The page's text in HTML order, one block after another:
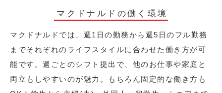
マクドナルドの働く環境
マクドナルドでは、週1日の勤務から週5日のフル勤務
までそれぞれのライフスタイルに合わせた働き方が可
能です。週ごとのシフト提出で、他のお仕事や家庭と
両立もしやすいのが魅力。もちろん固定的な働き方も